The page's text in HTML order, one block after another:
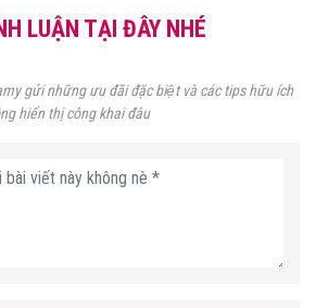
LUẬN TẠI ĐÂY NHÉ
gửi những ưu đãi đặc biệt và các tips hữu ích
hiển thị công khai đâu